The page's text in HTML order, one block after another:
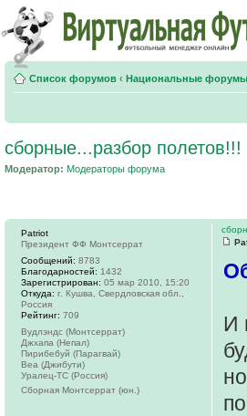
Список форумов ‹ Национальные форумы
сборные...разбор полетов!!!
Модератор: Модераторы форума
И
Patriot
Президент ФФ Монтсеррат
Сообщений: 8783
Благодарностей: 1432
Зарегистрирован: 05 мар 2010, 15:20
Откуда: г. Кушва, Свердловская обл.,
Россия
Рейтинг: 709
Вудлэндс (Монтсеррат)
Джхапа (Непал)
Пирибебуй (Парагвай)
Веа (Джибути)
Уралец-ТС (Россия)
Сборная Монтсеррат (юн.)